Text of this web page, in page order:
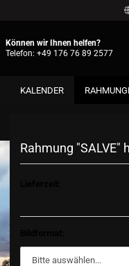
Können wir Ihnen helfen?
Telefon: +49 176 76 89 2577
KALENDER
Rahmung "SALVE"